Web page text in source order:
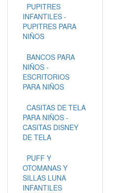
PUPITRES
INFANTILES -
PUPITRES PARA
NIÑOS
BANCOS PARA
NIÑOS -
ESCRITORIOS
PARA NIÑOS
CASITAS DE TELA
PARA NIÑOS -
CASITAS DISNEY
DE TELA
PUFF Y
OTOMANAS Y
SILLAS LUNA
INFANTILES